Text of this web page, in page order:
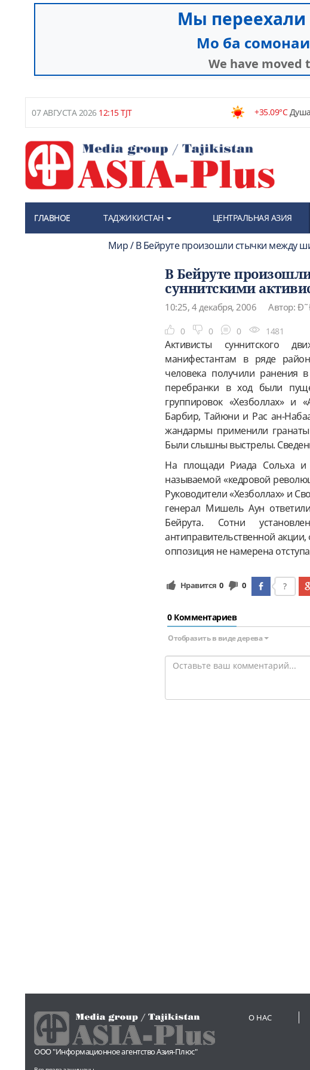
07 АВГУСТА 202612:15 TJT +35.09°C
ГЛАВНОЕ ТАДЖИКИСТАН ЦЕНТРАЛЬНАЯ АЗИЯ
Мир / В Бейруте произошли стычки между
В Бейруте
суннитскими
10:25, 4 декабря, 2006 Автор:
0 0 0 1481
Активисты суннитского
манифестантам в ряде
человека получили ранения
перебранки в ход были
группировок «Хезболлах» и
Барбир, Тайюни и Рас ан-
жандармы применили
Были слышны выстрелы.
На площади Риада Сольха и
называемой «кедровой
Руководители «Хезболлах» и
генерал Мишель Аун
Бейрута. Сотни
антиправительственной
оппозиция не намерена
Нравится 0 0 ?
0 Комментариев
Отобразить в виде дерева
О НАС
ООО "Информационное агентство Азия-Плюс"